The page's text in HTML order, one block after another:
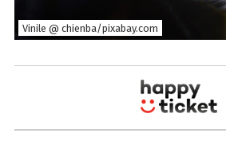
Vinile @ chienba/pixabay.com